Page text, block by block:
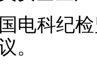
科纪检
。